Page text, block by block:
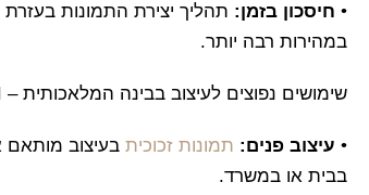
• חיסכון בזמן:
במהירות רבה יותר.
שימושים נפוצים לעיצוב בבינה המלאכותית – AI
• עיצוב פנים: תמונות זכוכית בעיצוב מותאם
בבית או במשרד.